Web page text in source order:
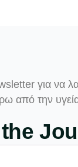
για να
από την